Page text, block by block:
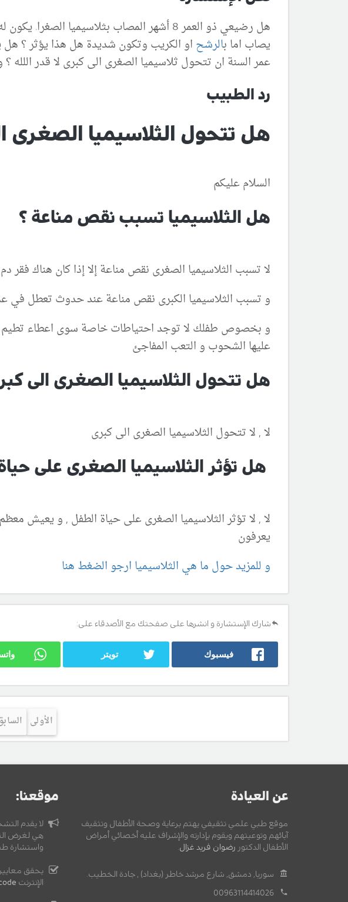
هل رضيعي ذو العمر 8 أشهر المصاب
يصاب اما بالرشح او الكريب وتكون شديدة هل هذا يؤثر ؟
عمر السنة ان تتحول ثلاسيميا الصغرى الى كبرى لا قدر
رد الطبيب
هل تتحول الثلاسيميا الصغرى
السلام عليكم
هل الثلاسيميا تسبب نقص مناعة ؟
لا تسبب الثلاسيميا الصغرى نقص مناعة إلا إذا كان هناك فقر
و تسبب الثلاسيميا الكبرى نقص مناعة عند حدوث تعطل في
و بخصوص طفلك لا توجد احتياطات خاصة سوى اعطاء تطيم
عليها الشحوب و التعب المفاجئ
هل تتحول الثلاسيميا الصغرى الى
لا , لا تتحول الثلاسيميا الصغرى الى كبرى
هل تؤثر الثلاسيميا الصغرى على
لا , لا تؤثر الثلاسيميا الصغرى على حياة الطفل , و يعيش
يعرفون
و للمزيد حول ما هي الثلاسيميا ارجو الضغط هنا
شارك الإستشارة و انشرها على صفحتك مع الأصدقاء على:
فيسبوك تويتر
الأولى
عن العيادة
موقع طبي علمي تثقيفي يهتم برعاية وصحة الأطفال وتثقيف
آبائهم وتوعيتهم ويقوم بإدارته والإشراف عليه أخصائي أمراض
الأطفال الدكتور رضوان فريد غزال.
سوريا, دمشق, شارع مرشد خاطر (بغداد) , جادة الخطيب.
00963114414026
موقعنا:
لا يقدم
هي لغرض
واستشارة
يحقق
الإنترنت